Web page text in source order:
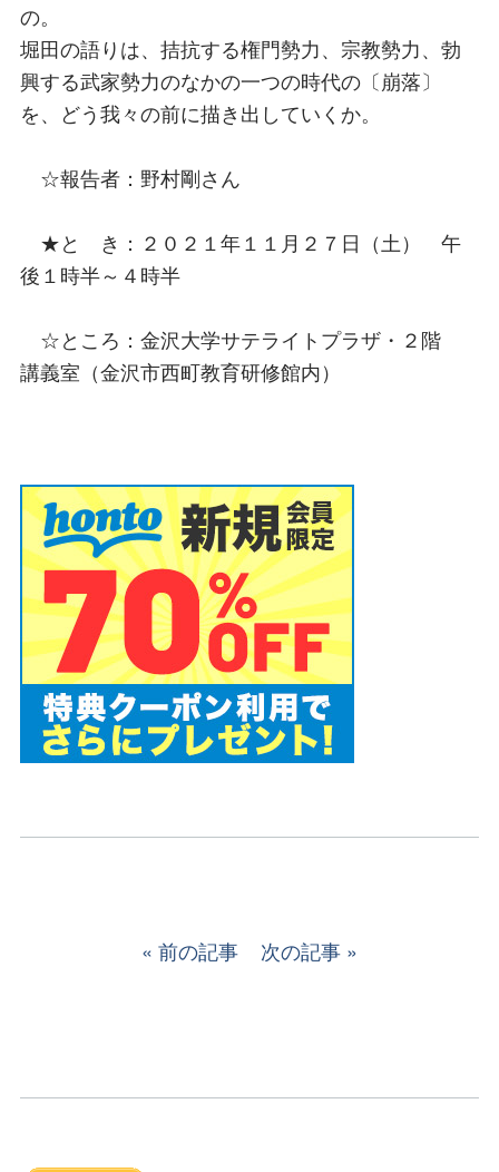
の。
堀田の語りは、拮抗する権門勢力、宗教勢力、勃
興する武家勢力のなかの一つの時代の〔崩落〕
を、どう我々の前に描き出していくか。
☆報告者：野村剛さん
★と き：２０２１年１１月２７日（土） 午
後１時半～４時半
☆ところ：金沢大学サテライトプラザ・２階
講義室（金沢市西町教育研修館内）
前の記事 次の記事